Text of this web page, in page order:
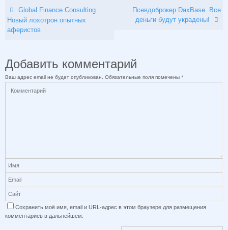
Global Finance Consulting.
Новый лохотрон опытных
аферистов
Псевдоброкер DaxBase. Все
деньги будут украдены!
Добавить комментарий
Ваш адрес email не будет опубликован. Обязательные поля помечены *
Сохранить моё имя, email и URL-адрес в этом браузере для размещения
комментариев в дальнейшем.